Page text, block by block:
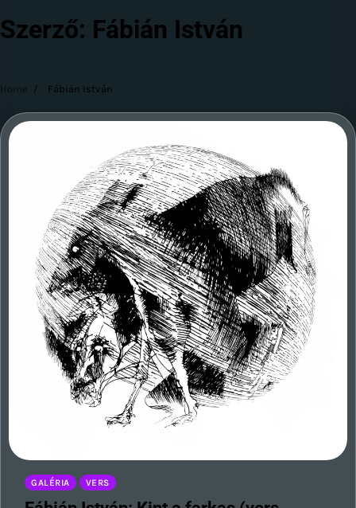
Szerző: Fábián István
Home Fábián István
GALÉRIA VERS